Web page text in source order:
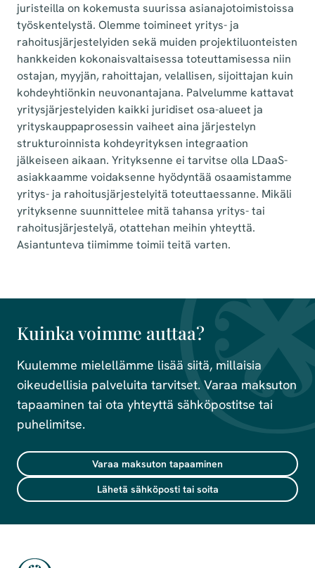
juristeilla on kokemusta suurissa asianajotoimistoissa
työskentelystä. Olemme toimineet yritys- ja
rahoitusjärjestelyiden sekä muiden projektiluonteisten
hankkeiden kokonaisvaltaisessa toteuttamisessa niin
ostajan, myyjän, rahoittajan, velallisen, sijoittajan kuin
kohdeyhtiönkin neuvonantajana. Palvelumme kattavat
yritysjärjestelyiden kaikki juridiset osa-alueet ja
yrityskauppaprosessin vaiheet aina järjestelyn
strukturoinnista kohdeyrityksen integraation
jälkeiseen aikaan. Yrityksenne ei tarvitse olla LDaaS-
asiakkaamme voidaksenne hyödyntää osaamistamme
yritys- ja rahoitusjärjestelyitä toteuttaessanne. Mikäli
yrityksenne suunnittelee mitä tahansa yritys- tai
rahoitusjärjestelyä, otattehan meihin yhteyttä.
Asiantunteva tiimimme toimii teitä varten.
Kuinka voimme auttaa?
Kuulemme mielellämme lisää siitä, millaisia
oikeudellisia palveluita tarvitset. Varaa maksuton
tapaaminen tai ota yhteyttä sähköpostitse tai
puhelimitse.
Varaa maksuton tapaaminen
Lähetä sähköposti tai soita